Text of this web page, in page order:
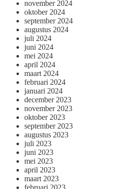
november 2024
oktober 2024
september 2024
augustus 2024
juli 2024
juni 2024
mei 2024
april 2024
maart 2024
februari 2024
januari 2024
december 2023
november 2023
oktober 2023
september 2023
augustus 2023
juli 2023
juni 2023
mei 2023
april 2023
maart 2023
februari 2023